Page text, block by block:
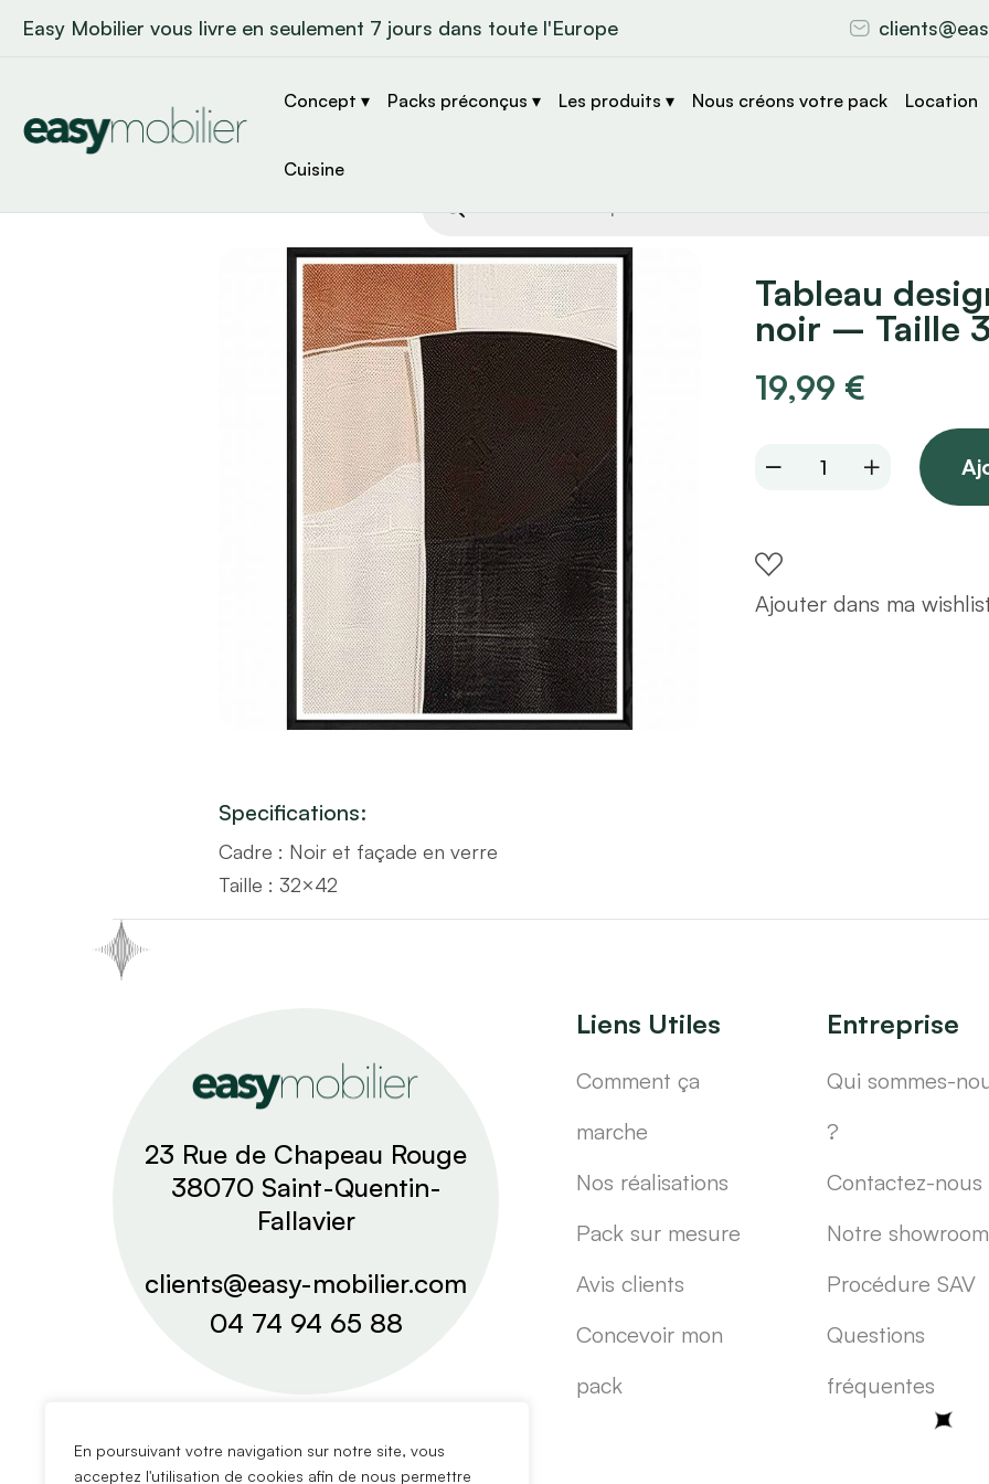
En poursuivant votre navigation sur notre site, vous
acceptez l'utilisation de cookies afin de nous permettre
Easy Mobilier vous livre en seulement 7 jours dans toute l'Europe
Concept ▾ Packs préconçus ▾ Les produits ▾ Nous créons votre pack Location
Cuisine
de
Tableau
noir – Taille
19,99 €
Tableau
cadre
noir
–
Ajouter dans ma
Specifications:
Cadre : Noir et façade en verre
Taille : 32×42
23 Rue de Chapeau Rouge
38070 Saint-Quentin-
Fallavier
clients@easy-mobilier.com
04 74 94 65 88
Liens Utiles
Comment ça
marche
Nos réalisations
Pack sur mesure
Avis clients
Concevoir mon
pack
Entreprise
Qui sommes-
?
Contactez-nous
Notre showroom
Procédure SAV
Questions
fréquentes